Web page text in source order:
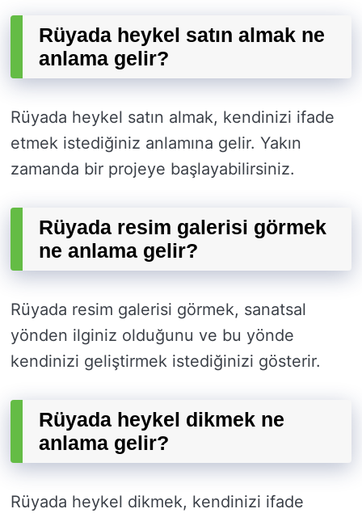
Rüyada heykel satın almak ne
anlama gelir?
Rüyada heykel satın almak, kendinizi ifade
etmek istediğiniz anlamına gelir. Yakın
zamanda bir projeye başlayabilirsiniz.
Rüyada resim galerisi görmek
ne anlama gelir?
Rüyada resim galerisi görmek, sanatsal
yönden ilginiz olduğunu ve bu yönde
kendinizi geliştirmek istediğinizi gösterir.
Rüyada heykel dikmek ne
anlama gelir?
Rüyada heykel dikmek, kendinizi ifade